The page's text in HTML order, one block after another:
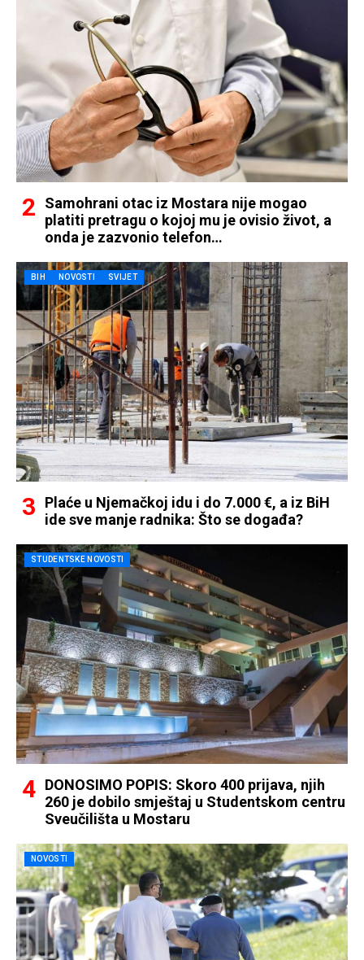
Samohrani otac iz Mostara nije mogao
platiti pretragu o kojoj mu je ovisio život, a
onda je zazvonio telefon…
BIH NOVOSTI SVIJET
Plaće u Njemačkoj idu i do 7.000 €, a iz BiH
ide sve manje radnika: Što se događa?
STUDENTSKE NOVOSTI
DONOSIMO POPIS: Skoro 400 prijava, njih
260 je dobilo smještaj u Studentskom centru
Sveučilišta u Mostaru
NOVOSTI